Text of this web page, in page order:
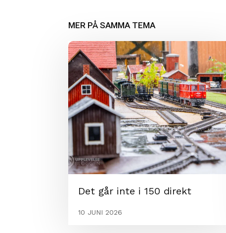
MER PÅ SAMMA TEMA
Det går inte i 150 direkt
10 JUNI 2026